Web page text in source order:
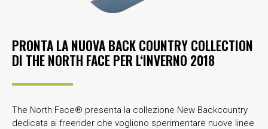
PRONTA LA NUOVA BACK COUNTRY COLLECTION
DI THE NORTH FACE PER L‘INVERNO 2018
The North Face® presenta la collezione New Backcountry
dedicata ai freerider che vogliono sperimentare nuove linee